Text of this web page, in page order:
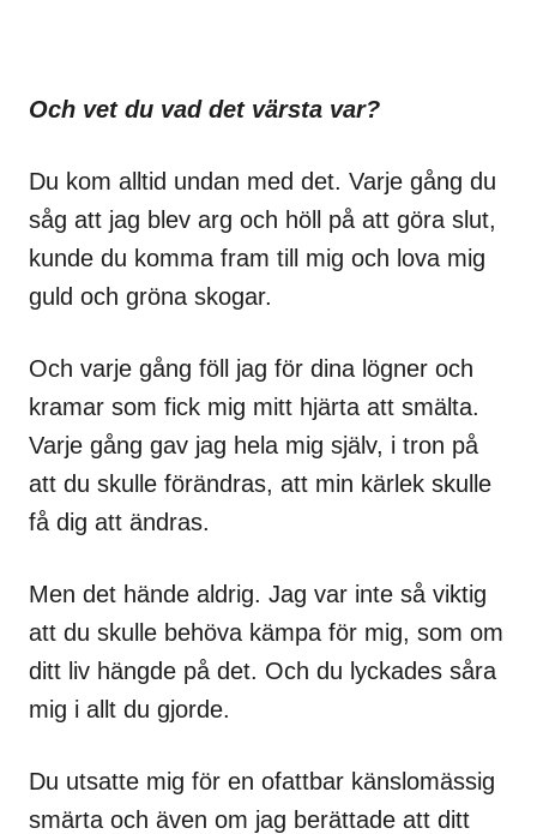
Och vet du vad det värsta var?
Du kom alltid undan med det. Varje gång du
såg att jag blev arg och höll på att göra slut,
kunde du komma fram till mig och lova mig
guld och gröna skogar.
Och varje gång föll jag för dina lögner och
kramar som fick mig mitt hjärta att smälta.
Varje gång gav jag hela mig själv, i tron på
att du skulle förändras, att min kärlek skulle
få dig att ändras.
Men det hände aldrig. Jag var inte så viktig
att du skulle behöva kämpa för mig, som om
ditt liv hängde på det. Och du lyckades såra
mig i allt du gjorde.
Du utsatte mig för en ofattbar känslomässig
smärta och även om jag berättade att ditt